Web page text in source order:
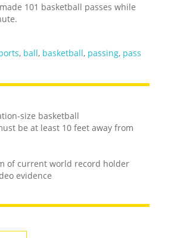
101 basketball passes while
, ball, basketball, passing, pass
size basketball
be at least 10 feet away from
of current world record holder
evidence